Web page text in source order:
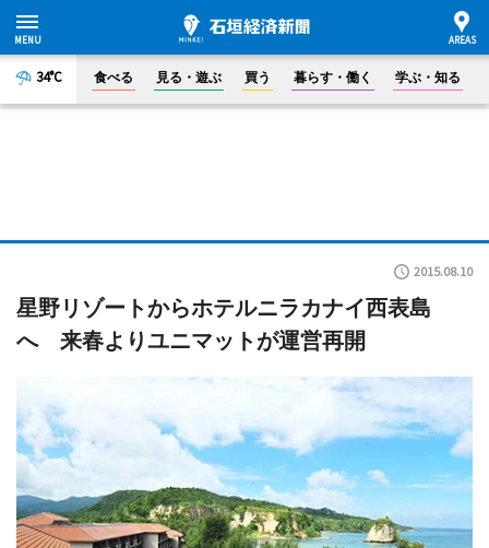
34°C 食べる 見る・遊ぶ 買う 暮らす・働く 学ぶ・知る
2015.08.10
星野リゾートからホテルニラカナイ西表島
へ 来春よりユニマットが運営再開